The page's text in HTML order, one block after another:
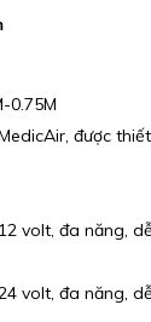
0.75M
được
volt, đa năng,
volt, đa năng,